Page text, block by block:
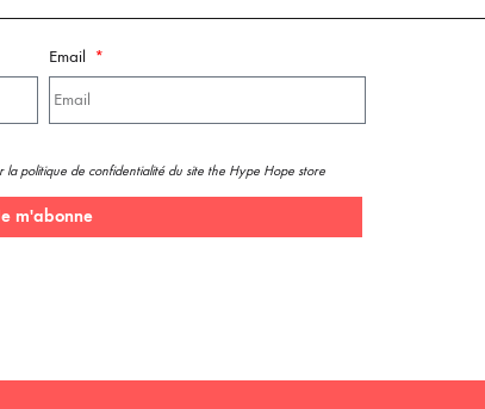
Email
politique de confidentialité du site the Hype Hope store
m'abonne